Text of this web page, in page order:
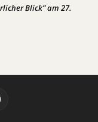
Blick” am 27.